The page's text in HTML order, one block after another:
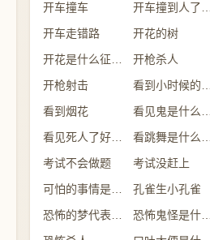
开车撞车
开车走错路
开花的树
开枪杀人
开枪射击
看到烟花
考试不会做题
考试没赶上
孔雀生小孔雀
恐怖鬼怪是什么预兆